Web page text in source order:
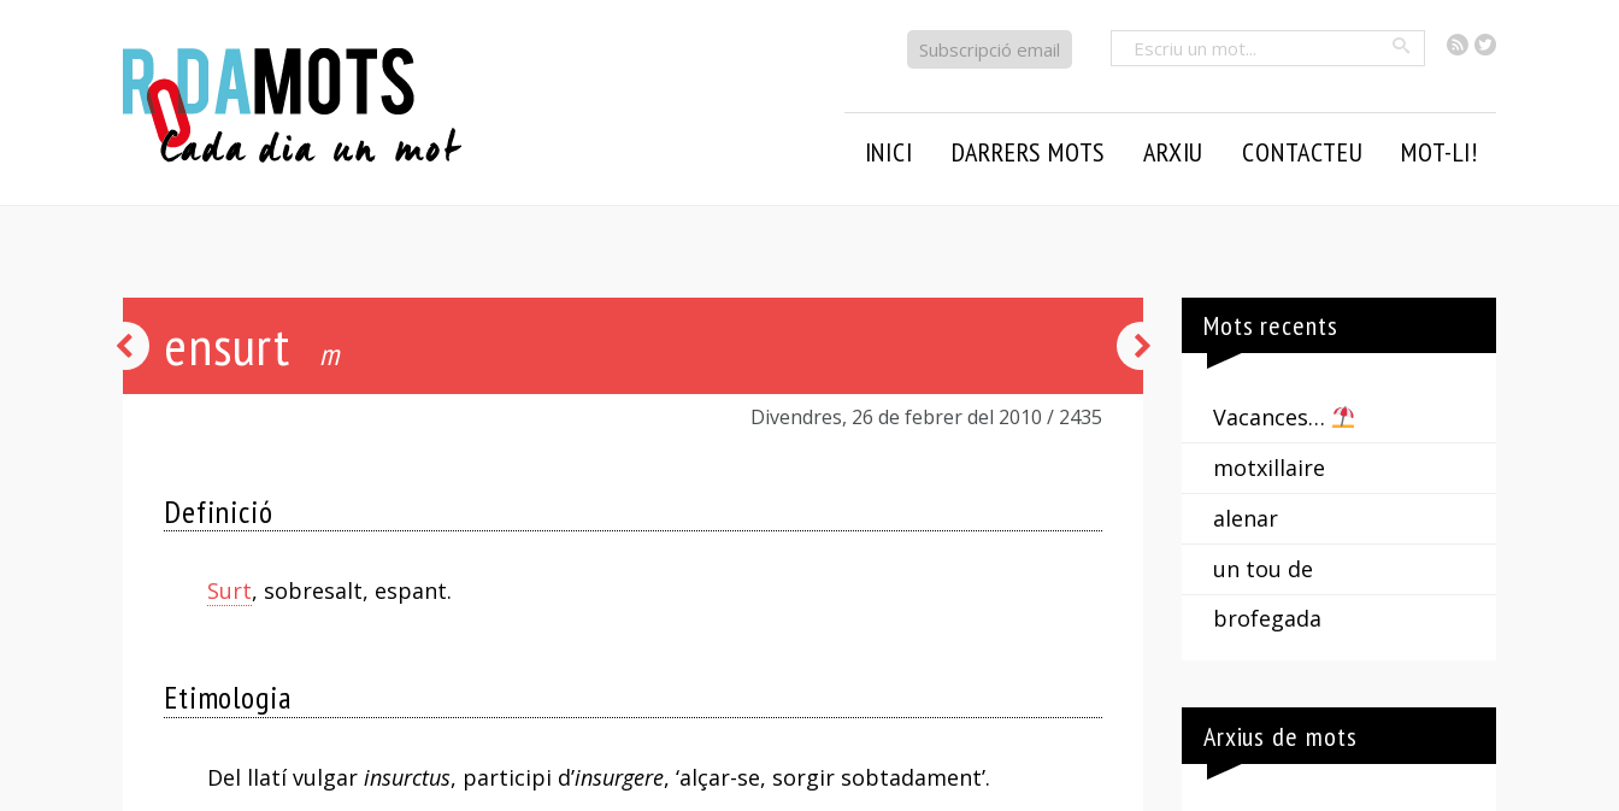
RSSTwitter
Cercar
Subscripció email
INICI DARRERS MOTS ARXIU CONTACTEU MOT-LI!
ensurt m
Divendres, 26 de febrer del 2010 / 2435
Definició
Surt, sobresalt, espant.
Etimologia
Del llatí vulgar insurctus, participi d’insurgere, ‘alçar-se, sorgir sobtadament’.
o
caixa
Mots recents
Vacances…
motxillaire
alenar
un tou de
brofegada
Arxius de mots